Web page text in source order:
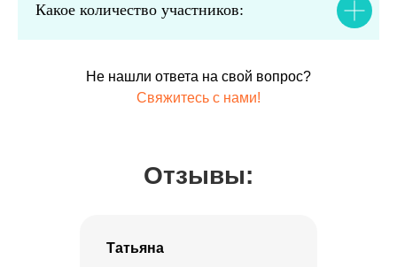
Какое количество участников:
Не нашли ответа на свой вопрос?
Свяжитесь с нами!
Отзывы:
Татьяна